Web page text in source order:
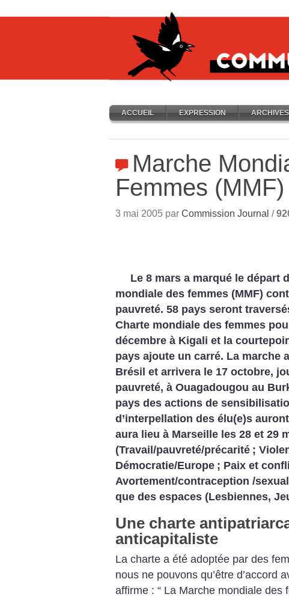
ACCUEIL EXPRESSION ARCHIVES
Marche
Femmes (MMF)
3 mai 2005 par Commission Journal /
Le 8 mars a marqué le départ
mondiale des femmes (MMF)
pauvreté. 58 pays seront
Charte mondiale des femmes
décembre à Kigali et la
pays ajoute un carré. La marche
Brésil et arrivera le 17 octobre,
pauvreté, à Ouagadougou au
pays des actions de
d’interpellation des élu(e)s
aura lieu à Marseille les 28 et 29
(Travail/pauvreté/précarité ;
Démocratie/Europe ; Paix et
Avortement/contraception /
que des espaces (Lesbiennes,
Une charte
anticapitaliste
La charte a été adoptée par des
nous ne pouvons qu’être d’accord
affirme : “ La Marche mondiale des